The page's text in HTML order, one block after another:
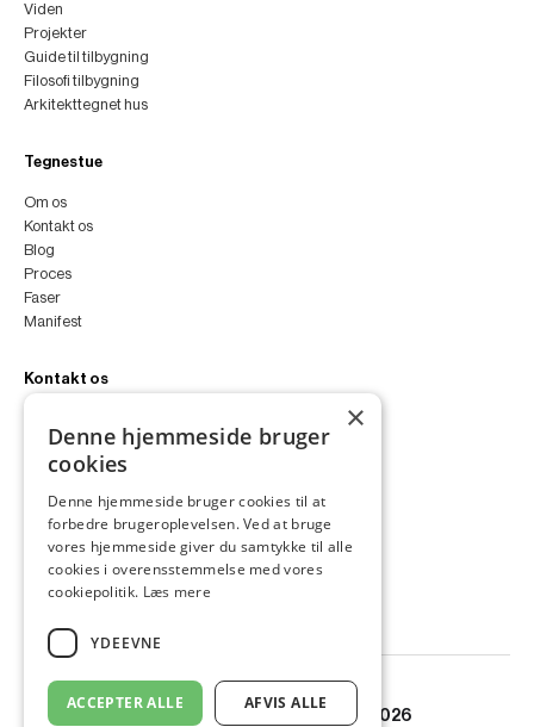
Viden
Projekter
Guide til tilbygning
Filosofi tilbygning
Arkitekttegnet hus
Tegnestue
Om os
Kontakt os
Blog
Proces
Faser
Manifest
Kontakt os
+45 4252 0011
VA11a
2300 København S
CVR 43060287
Instagram
LinkedIn
© Copyright PETER FYLLGRAF 2026
×
Denne hjemmeside bruger
cookies
Denne hjemmeside bruger cookies til at
forbedre brugeroplevelsen. Ved at bruge
vores hjemmeside giver du samtykke til alle
cookies i overensstemmelse med vores
cookiepolitik. Læs mere
YDEEVNE
ACCEPTER ALLE AFVIS ALLE